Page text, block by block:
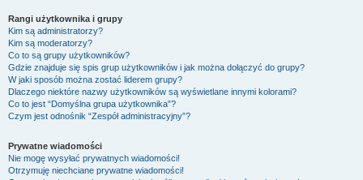
Rangi użytkownika i grupy
Kim są administratorzy?
Kim są moderatorzy?
Co to są grupy użytkowników?
Gdzie znajduje się spis grup użytkowników i jak można dołączyć do grupy?
W jaki sposób można zostać liderem grupy?
Dlaczego niektóre nazwy użytkowników są wyświetlane innymi kolorami?
Co to jest “Domyślna grupa użytkownika”?
Czym jest odnośnik “Zespół administracyjny”?
Prywatne wiadomości
Nie mogę wysyłać prywatnych wiadomości!
Otrzymuję niechciane prywatne wiadomości!